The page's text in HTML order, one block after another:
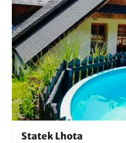
Statek Lhota